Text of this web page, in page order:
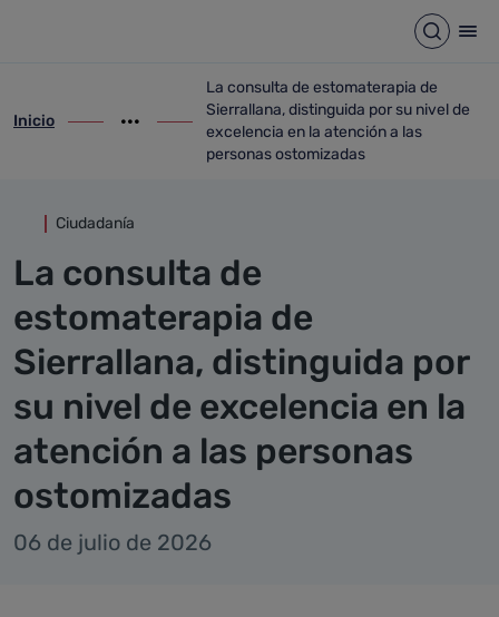
Abrir
ir-a inicio
Inicio
Mostrar opciones del camino de migas
ir-a La consulta de estomaterapia de
La consulta de estomaterapia de
Sierrallana, distinguida por su nivel de
excelencia en la atención a las
personas ostomizadas
Ciudadanía
La consulta de
estomaterapia de
Sierrallana, distinguida por
su nivel de excelencia en la
atención a las personas
ostomizadas
06 de julio de 2026